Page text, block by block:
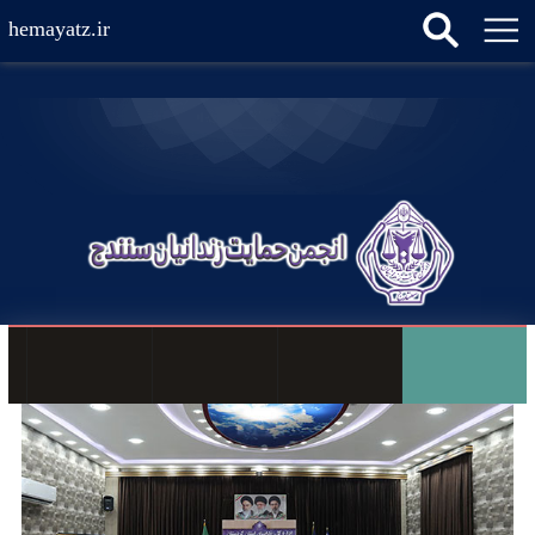
hemayatz.ir